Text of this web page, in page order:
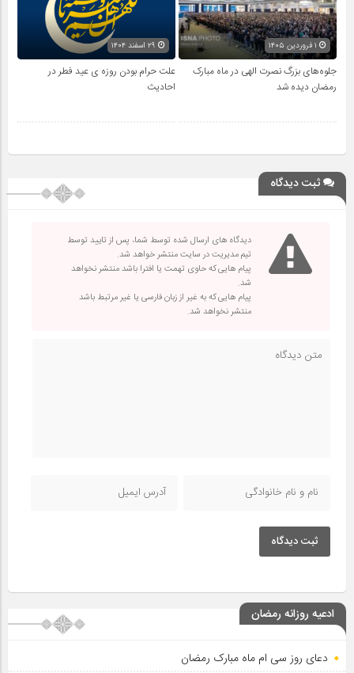
جلوه‌های بزرگ نصرت الهی در ماه مبارک
رمضان دیده شد
علت حرام بودن روزه ی عید فطر در
احادیث
ثبت دیدگاه
دیدگاه های ارسال شده توسط شما، پس از تایید توسط
تیم مدیریت در سایت منتشر خواهد شد.
پیام هایی که حاوی تهمت یا افترا باشد منتشر نخواهد
شد.
پیام هایی که به غیر از زبان فارسی یا غیر مرتبط باشد
منتشر نخواهد شد.
ثبت دیدگاه
ادعیه روزانه رمضان
دعای روز سی ام ماه مبارک رمضان